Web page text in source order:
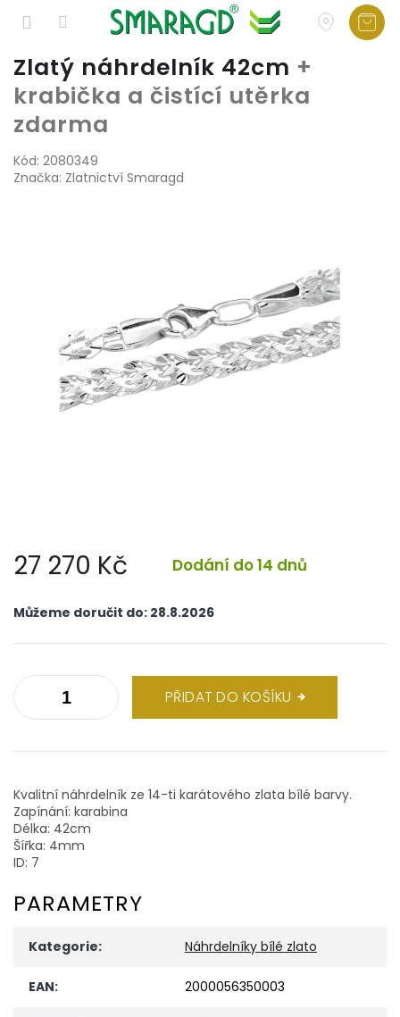
Přejít
na
obsah
Zlatý náhrdelník 42cm +
krabička a čistící utěrka
zdarma
Kód: 2080349
Značka: Zlatnictví Smaragd
27 270 Kč Dodání do 14 dnů
cena:
Můžeme doručit do: 28.8.2026
PŘIDAT DO KOŠÍKU
Kvalitní náhrdelník ze 14-ti karátového zlata bílé barvy.
Zapínání: karabina
Délka: 42cm
Šířka: 4mm
ID: 7
PARAMETRY
Kategorie: Náhrdelníky bílé zlato
EAN: 2000056350003